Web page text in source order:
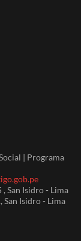
| Programa
, San Isidro - Lima
San Isidro - Lima